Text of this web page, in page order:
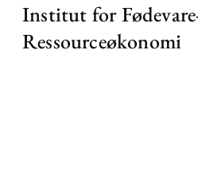
Institut for
Ressourceøkonomi